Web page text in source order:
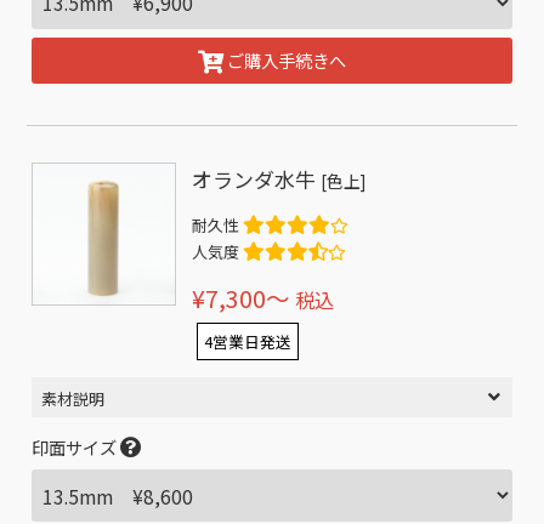
ご購入手続きへ
オランダ水牛 [色上]
耐久性
人気度
¥7,300〜 税込
4営業日発送
素材説明
印面サイズ